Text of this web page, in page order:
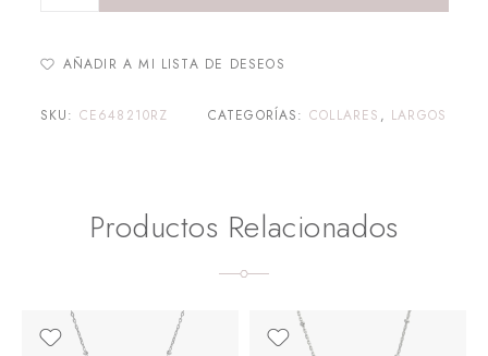
AÑADIR A MI LISTA DE DESEOS
SKU: CE648210RZ CATEGORÍAS: COLLARES , LARGOS
Productos Relacionados